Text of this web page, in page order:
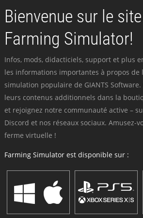
Bienvenue sur le
Farming Simulator!
Infos, mods, didacticiels, support et plus
les informations importantes à propos de
simulation populaire de GIANTS
leurs contenus additionnels dans la
et rejoignez notre communauté active –
Discord et nos réseaux sociaux. Amusez-
ferme virtuelle !
Farming Simulator est disponible sur :